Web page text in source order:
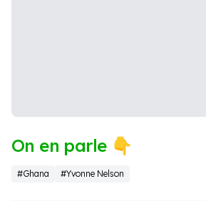
On en parle 👇
#Ghana #Yvonne Nelson